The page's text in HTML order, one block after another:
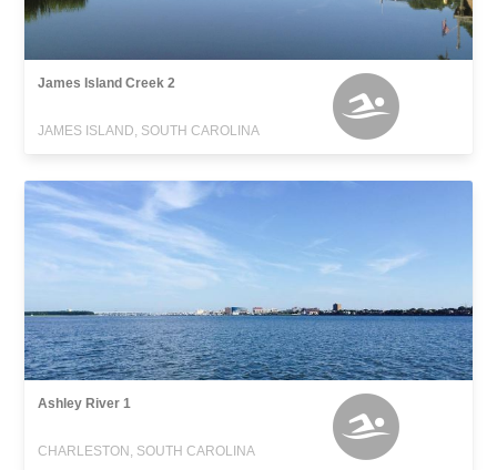
James Island Creek 2
JAMES ISLAND, SOUTH CAROLINA
Ashley River 1
CHARLESTON, SOUTH CAROLINA